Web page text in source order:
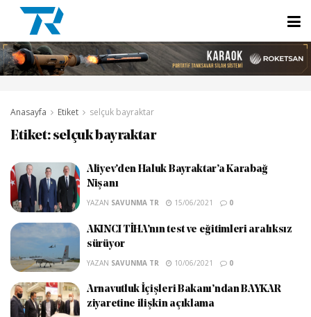
Anasayfa Etiket selçuk bayraktar
Etiket: selçuk bayraktar
Aliyev’den Haluk Bayraktar’a Karabağ
Nişanı
YAZAN SAVUNMA TR 15/06/2021 0
AKINCI TİHA’nın test ve eğitimleri aralıksız
sürüyor
YAZAN SAVUNMA TR 10/06/2021 0
Arnavutluk İçişleri Bakanı’ndan BAYKAR
ziyaretine ilişkin açıklama